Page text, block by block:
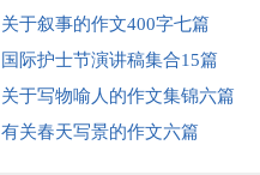
关于叙事的作文400字七篇
国际护士节演讲稿集合15篇
关于写物喻人的作文集锦六篇
有关春天写景的作文六篇